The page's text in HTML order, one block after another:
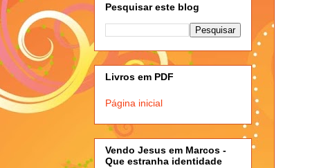
Pesquisar este blog
Livros em PDF
Página inicial
Vendo Jesus em Marcos -
Que estranha identidade